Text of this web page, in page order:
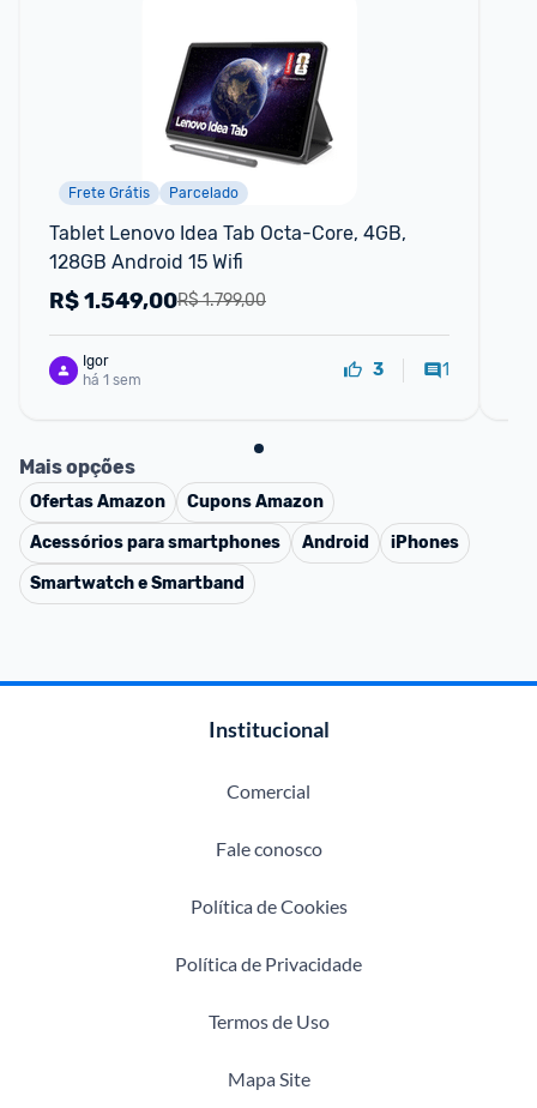
Frete Grátis Parcelado
Tablet Lenovo Idea Tab Octa-Core, 4GB,
128GB Android 15 Wifi
R$ 1.799,00
R$1.549,00
Igor
há 1 sem
3 1
Mais opções
OfertasAmazon CuponsAmazon
Acessórios para smartphones
Android
iPhones
Smartwatch e Smartband
Institucional
Comercial
Fale conosco
Política de Cookies
Política de Privacidade
Termos de Uso
Mapa Site